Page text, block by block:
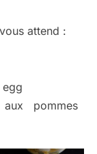
attend :
pommes